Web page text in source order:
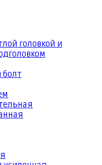
головкой и